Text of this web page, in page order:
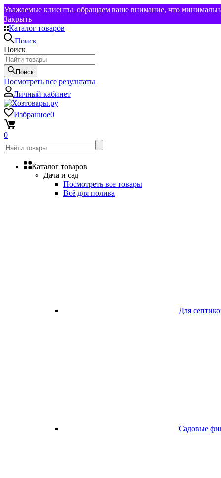
Уважаемые клиенты, обращаем ваше внимание, что
Закрыть
Каталог товаров
Поиск
Поиск
Поиск
Посмотреть все результаты
Личный кабинет
Избранное0
0
Каталог товаров
Дача и сад
Посмотреть все товары
Всё для полива
Для
Садовые